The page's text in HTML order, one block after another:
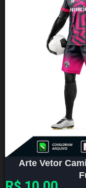
Arte Vetor